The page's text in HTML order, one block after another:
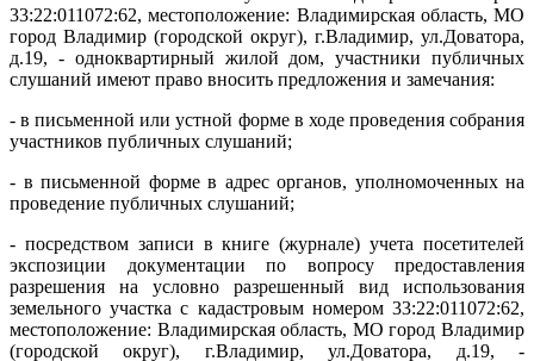
33:22:011072:62, местоположение: Владимирская область, МО
город Владимир (городской округ), г.Владимир, ул.Доватора,
д.19, - одноквартирный жилой дом, участники публичных
слушаний имеют право вносить предложения и замечания:
- в письменной или устной форме в ходе проведения собрания
участников публичных слушаний;
- в письменной форме в адрес органов, уполномоченных на
проведение публичных слушаний;
- посредством записи в книге (журнале) учета посетителей
экспозиции документации по вопросу предоставления
разрешения на условно разрешенный вид использования
земельного участка с кадастровым номером 33:22:011072:62,
местоположение: Владимирская область, МО город Владимир
(городской округ), г.Владимир, ул.Доватора, д.19, -